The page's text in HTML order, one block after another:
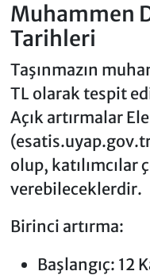
Muhammen
Tarihleri
Taşınmazın
TL olarak tespit
Açık artırmalar
olup,
verebileceklerdir.
Birinci artırma:
Başlangıç: 12